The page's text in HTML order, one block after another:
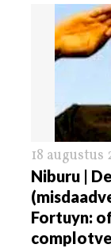
18 augustus
Niburu |
Fortuyn: